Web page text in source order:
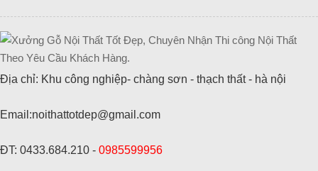
Địa chỉ: Khu công nghiệp- chàng sơn - thạch thất - hà nội
Email:noithattotdep@gmail.com
ĐT: 0433.684.210 - 0985599956